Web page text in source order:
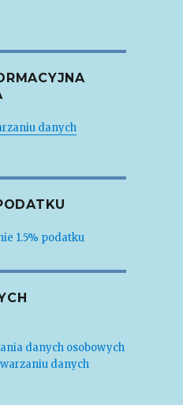
danych
1.5% podatku
danych osobowych
danych